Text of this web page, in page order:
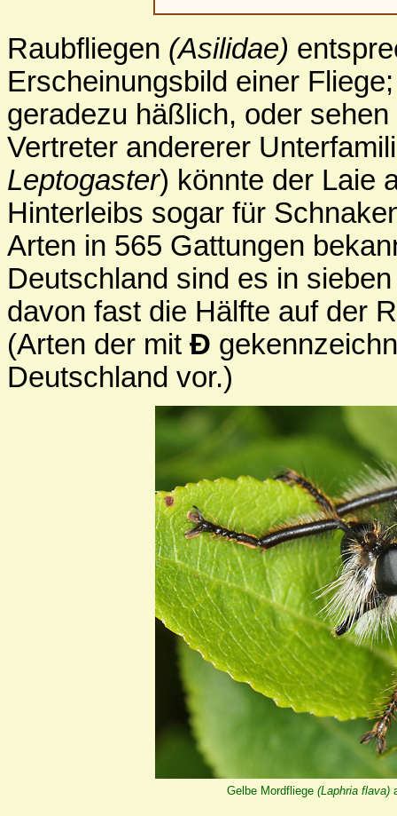
Raubfliegen (Asilidae)
Erscheinungsbild einer
geradezu häßlich, oder
Vertreter andererer
Leptogaster) könnte der Laie
Hinterleibs sogar für
Arten in 565 Gattungen
Deutschland sind es in
davon fast die Hälfte auf der
(Arten der mit Ð
Deutschland vor.)
Gelbe Mordfliege (Laphria flava)